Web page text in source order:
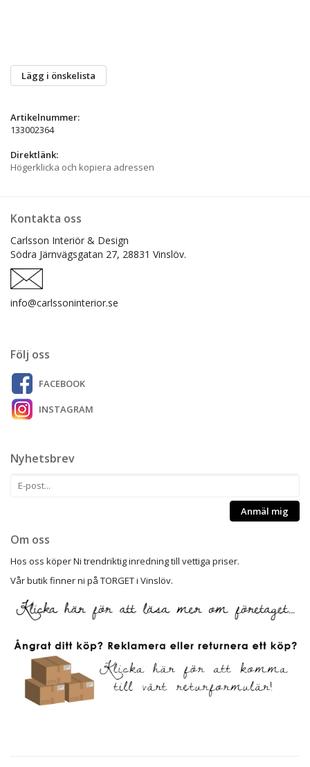
Lägg i önskelista
Artikelnummer:
133002364
Direktlänk:
Högerklicka och kopiera adressen
Kontakta oss
Carlsson Interiör & Design
Södra Järnvägsgatan 27, 28831 Vinslöv.
info@carlssoninterior.se
Följ oss
FACEBOOK
INSTAGRAM
Nyhetsbrev
Anmäl mig
Om oss
Hos oss köper Ni trendriktig inredning till vettiga priser.
Vår butik finner ni på TORGET i Vinslöv.